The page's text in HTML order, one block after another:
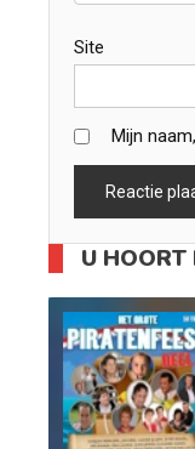
Site
Mijn
U HOORT